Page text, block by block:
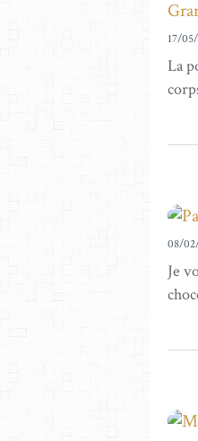
17/
La
08/
Je